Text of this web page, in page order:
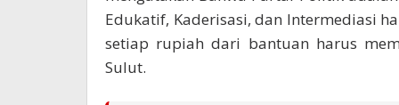
Edukatif, Kaderisasi, dan Intermediasi
setiap rupiah dari bantuan harus
Sulut.